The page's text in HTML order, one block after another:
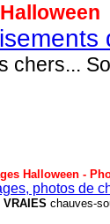
chers...
Halloween -
photos de
VRAIES chauves-